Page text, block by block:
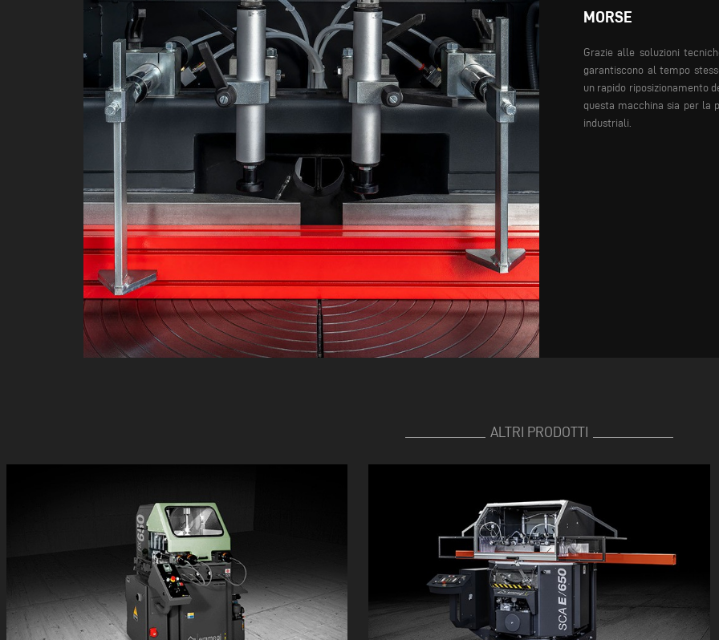
MORSE
Grazie alle soluzioni
garantiscono al tempo
un rapido riposizionamento
questa macchina sia per la
industriali.
ALTRI PRODOTTI